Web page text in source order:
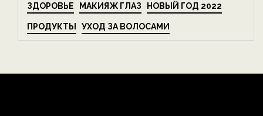
ЗДОРОВЬЕ МАКИЯЖ ГЛАЗ НОВЫЙ ГОД 2022
ПРОДУКТЫ УХОД ЗА ВОЛОСАМИ